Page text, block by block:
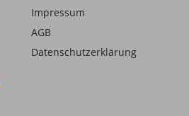
Impressum
AGB
Datenschutzerklärung